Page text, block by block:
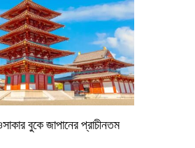
বুকে জাপানের প্রাচীনতম